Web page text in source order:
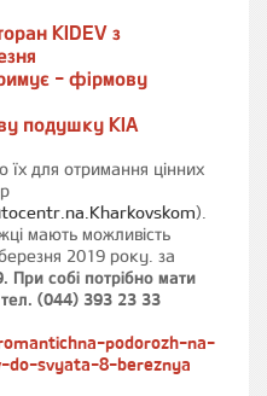
KIDEV з
- фірмову
подушку KIA
їх для отримання цінних
).
мають можливість
2019 року. за
При собі потрібно мати
(044) 393 23 33
podorozh-na-
do-svyata-8-bereznya